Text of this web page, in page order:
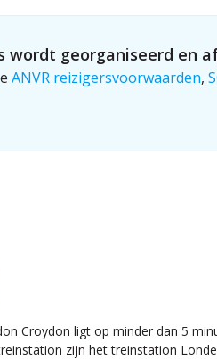
wordt georganiseerd en
ANVR reizigersvoorwaarden,
Croydon ligt op minder dan 5
zijn het treinstation